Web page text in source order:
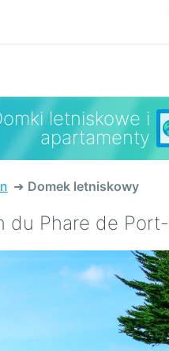
letniskowe i
apartamenty
Domek letniskowy
du Phare de